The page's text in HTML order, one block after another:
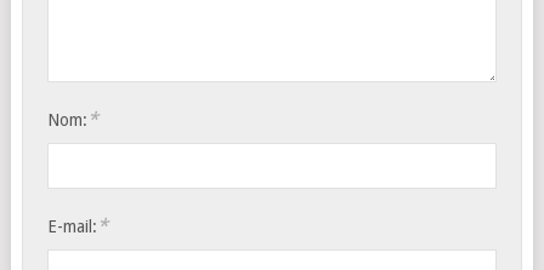
Nom: *
E-mail: *